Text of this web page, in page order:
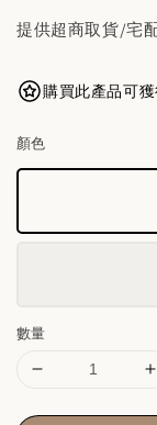
提供超商取貨/宅
購買此產品可
顏色
數量